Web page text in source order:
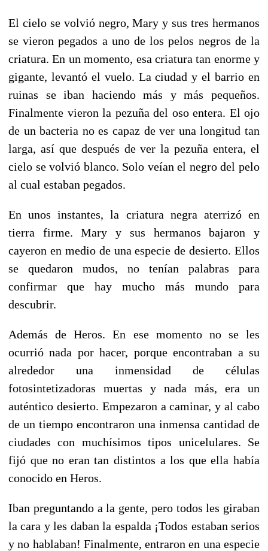
El cielo se volvió negro, Mary y sus tres hermanos
se vieron pegados a uno de los pelos negros de la
criatura. En un momento, esa criatura tan enorme y
gigante, levantó el vuelo. La ciudad y el barrio en
ruinas se iban haciendo más y más pequeños.
Finalmente vieron la pezuña del oso entera. El ojo
de un bacteria no es capaz de ver una longitud tan
larga, así que después de ver la pezuña entera, el
cielo se volvió blanco. Solo veían el negro del pelo
al cual estaban pegados.
En unos instantes, la criatura negra aterrizó en
tierra firme. Mary y sus hermanos bajaron y
cayeron en medio de una especie de desierto. Ellos
se quedaron mudos, no tenían palabras para
confirmar que hay mucho más mundo para
descubrir.
Además de Heros. En ese momento no se les
ocurrió nada por hacer, porque encontraban a su
alrededor una inmensidad de células
fotosintetizadoras muertas y nada más, era un
auténtico desierto. Empezaron a caminar, y al cabo
de un tiempo encontraron una inmensa cantidad de
ciudades con muchísimos tipos unicelulares. Se
fijó que no eran tan distintos a los que ella había
conocido en Heros.
Iban preguntando a la gente, pero todos les giraban
la cara y les daban la espalda ¡Todos estaban serios
y no hablaban! Finalmente, entraron en una especie